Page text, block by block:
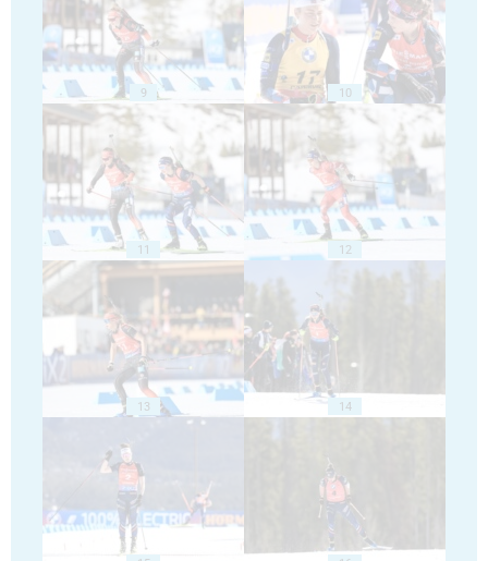
9 10
11 12
13 14